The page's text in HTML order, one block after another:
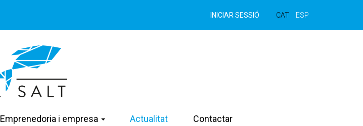
INICIAR SESSIÓ CAT ESP
Emprenedoria i empresa Actualitat Contactar